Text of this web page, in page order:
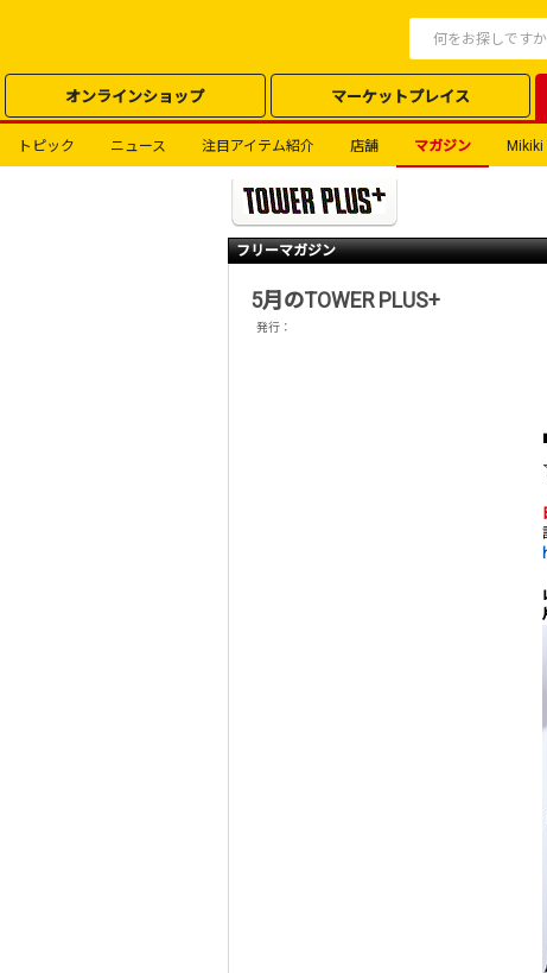
オンラインショップ マーケットプレイス
トピック ニュース 注目アイテム紹介 店舗 マガジン Mikiki
フリーマガジン
5月のTOWER PLUS+
発行：